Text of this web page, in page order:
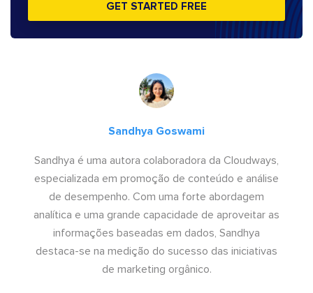
GET STARTED FREE
Sandhya Goswami
Sandhya é uma autora colaboradora da Cloudways,
especializada em promoção de conteúdo e análise
de desempenho. Com uma forte abordagem
analítica e uma grande capacidade de aproveitar as
informações baseadas em dados, Sandhya
destaca-se na medição do sucesso das iniciativas
de marketing orgânico.